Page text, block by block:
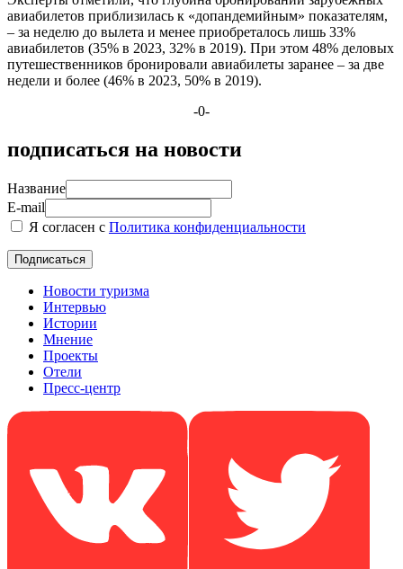
авиабилетов приблизилась к «допандемийным» показателям,
– за неделю до вылета и менее приобреталось лишь 33%
авиабилетов (35% в 2023, 32% в 2019). При этом 48% деловых
путешественников бронировали авиабилеты заранее – за две
недели и более (46% в 2023, 50% в 2019).
-0-
подписаться на новости
Название
E-mail
Я согласен с Политика конфиденциальности
Новости туризма
Интервью
Истории
Мнение
Проекты
Отели
Пресс-центр